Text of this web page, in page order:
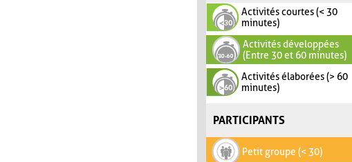
Activités courtes (< 30
minutes)
Activités développées
(Entre 30 et 60 minutes)
Activités élaborées (> 60
minutes)
PARTICIPANTS
Petit groupe (< 30)